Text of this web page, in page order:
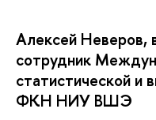
Алексей Неверов,
сотрудник
статистической и
ФКН НИУ ВШЭ